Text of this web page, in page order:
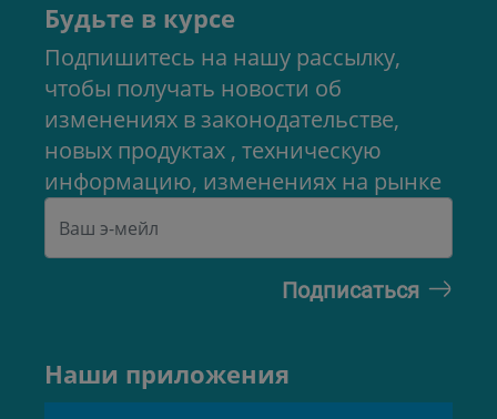
Будьте в курсе
Подпишитесь на нашу рассылку,
чтобы получать новости об
изменениях в законодательстве,
новых продуктах , техническую
информацию, изменениях на рынке
Наши приложения